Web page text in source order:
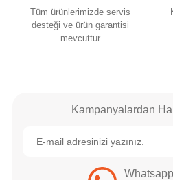
Tüm ürünlerimizde servis
desteği ve ürün garantisi
mevcuttur
Kampanyalardan